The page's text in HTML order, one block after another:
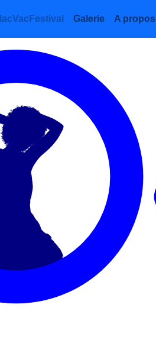
Galerie A propos